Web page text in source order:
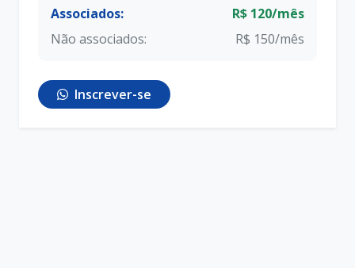
Associados:
R$ 120/mês
Não associados:
R$ 150/mês
Inscrever-se